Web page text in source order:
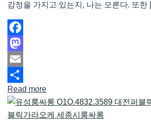
감정을 가지고 있는지, 나는 모른다. 또한
Facebook
Mastodon
Email
Share
Read more